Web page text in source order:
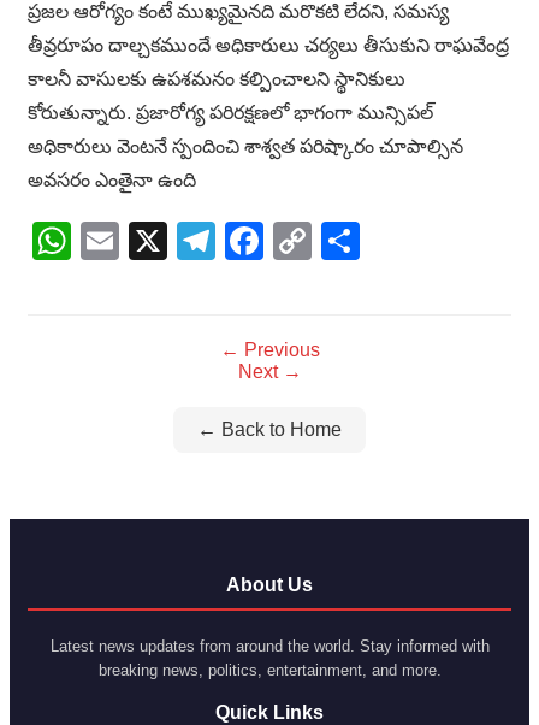
ప్రజల ఆరోగ్యం కంటే ముఖ్యమైనది మరొకటి లేదని, సమస్య
తీవ్రరూపం దాల్చకముందే అధికారులు చర్యలు తీసుకుని రాఘవేంద్ర
కాలనీ వాసులకు ఉపశమనం కల్పించాలని స్థానికులు
కోరుతున్నారు. ప్రజారోగ్య పరిరక్షణలో భాగంగా మున్సిపల్
అధికారులు వెంటనే స్పందించి శాశ్వత పరిష్కారం చూపాల్సిన
అవసరం ఎంతైనా ఉంది
WhatsApp
Email
X Telegram
Facebook
Copy
← Previous
Next →
← Back to Home
About Us
Latest news updates from around the world. Stay informed with
breaking news, politics, entertainment, and more.
Quick Links